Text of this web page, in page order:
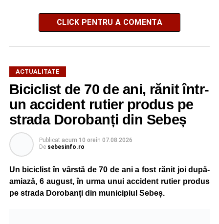
CLICK PENTRU A COMENTA
ACTUALITATE
Biciclist de 70 de ani, rănit într-
un accident rutier produs pe
strada Dorobanți din Sebeș
Publicat acum 10 oreîn 07.08.2026
De sebesinfo.ro
Un biciclist în vârstă de 70 de ani a fost rănit joi după-
amiază, 6 august, în urma unui accident rutier produs
pe strada Dorobanți din municipiul Sebeș.